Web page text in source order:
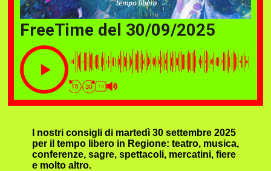
FreeTime del 30/09/2025
1X
I nostri consigli di martedì 30 settembre 2025
per il tempo libero in Regione: teatro, musica,
conferenze, sagre, spettacoli, mercatini, fiere
e molto altro.